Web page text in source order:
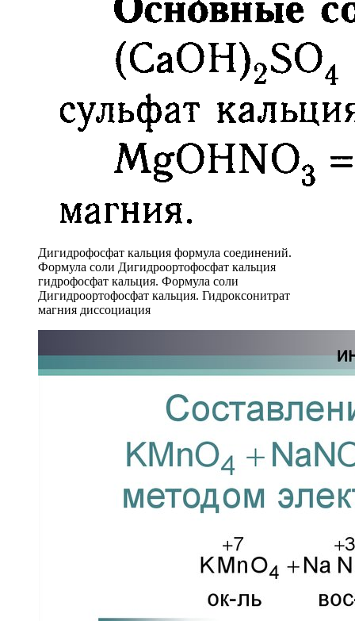
Дигидрофосфат кальция формула соединений.
Формула соли Дигидроортофосфат кальция
гидрофосфат кальция. Формула соли
Дигидроортофосфат кальция. Гидроксонитрат
магния диссоциация